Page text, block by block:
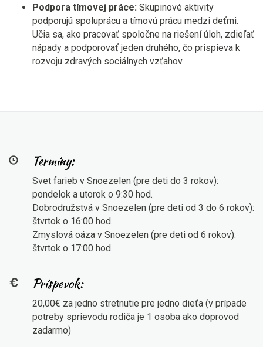
Podpora tímovej práce: Skupinové aktivity
podporujú spoluprácu a tímovú prácu medzi deťmi.
Učia sa, ako pracovať spoločne na riešení úloh, zdieľať
nápady a podporovať jeden druhého, čo prispieva k
rozvoju zdravých sociálnych vzťahov.
Termíny:
Svet farieb v Snoezelen (pre deti do 3 rokov):
pondelok a utorok o 9:30 hod.
Dobrodružstvá v Snoezelen (pre deti od 3 do 6 rokov):
štvrtok o 16:00 hod.
Zmyslová oáza v Snoezelen (pre deti od 6 rokov):
štvrtok o 17:00 hod.
Príspevok:
20,00€ za jedno stretnutie pre jedno dieťa (v prípade
potreby sprievodu rodiča je 1 osoba ako doprovod
zadarmo)